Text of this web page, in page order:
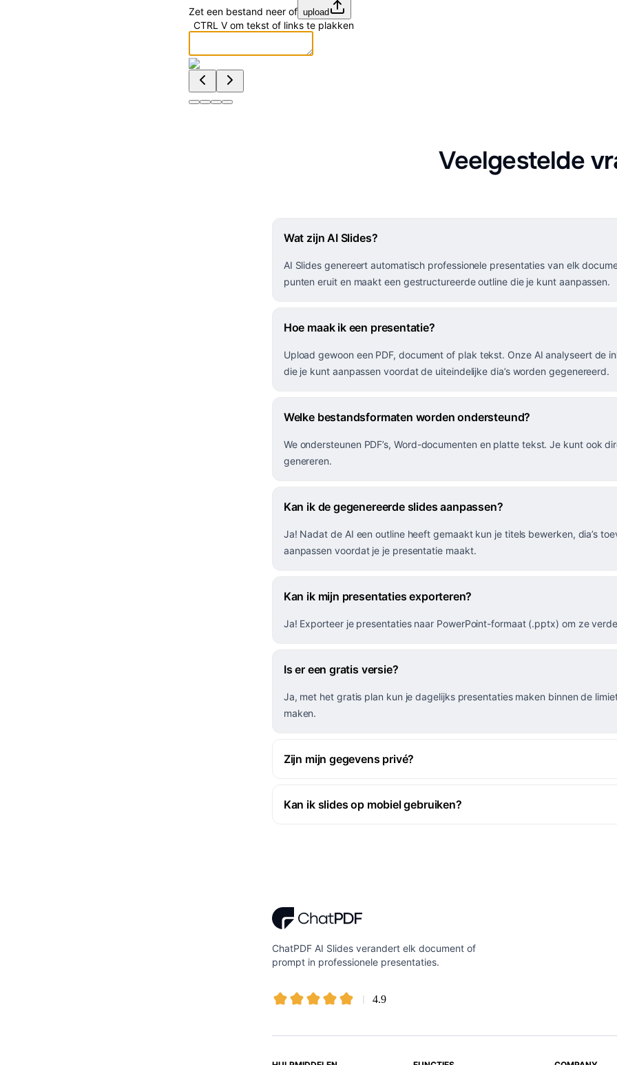
Zet een bestand neer of upload
CTRL Vom tekst of links te plakken
Veelgestelde
Wat zijn AI Slides?
AI Slides genereert automatisch professionele presentaties van elk
punten eruit en maakt een gestructureerde outline die je kunt aanpassen.
Hoe maak ik een presentatie?
Upload gewoon een PDF, document of plak tekst. Onze AI analyseert de
die je kunt aanpassen voordat de uiteindelijke dia’s worden gegenereerd.
Welke bestandsformaten worden ondersteund?
We ondersteunen PDF’s, Word-documenten en platte tekst. Je kunt ook
genereren.
Kan ik de gegenereerde slides aanpassen?
Ja! Nadat de AI een outline heeft gemaakt kun je titels bewerken, dia’s
aanpassen voordat je je presentatie maakt.
Kan ik mijn presentaties exporteren?
Ja! Exporteer je presentaties naar PowerPoint-formaat (.pptx) om ze
Is er een gratis versie?
Ja, met het gratis plan kun je dagelijks presentaties maken binnen de
maken.
Zijn mijn gegevens privé?
Kan ik slides op mobiel gebruiken?
ChatPDF AI Slides verandert elk document of
prompt in professionele presentaties.
4.9